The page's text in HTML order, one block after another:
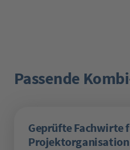
Produktgalerie überspringen
Passende
Geprüfte Fachwirte
Projektorganisation